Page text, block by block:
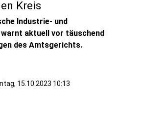
Kreis
Industrie- und
aktuell vor täuschend
des Amtsgerichts.
15.10.2023 10:13